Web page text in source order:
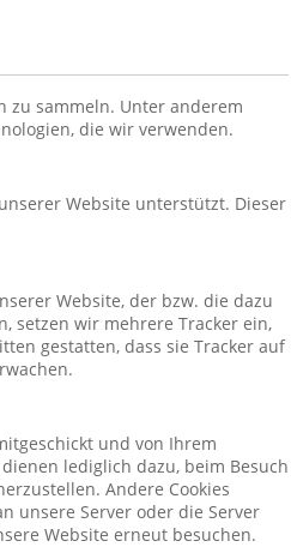
zu sammeln. Unter anderem
die wir verwenden.
Website unterstützt. Dieser
Website, der bzw. die dazu
setzen wir mehrere Tracker ein,
gestatten, dass sie Tracker auf
und von Ihrem
lediglich dazu, beim Besuch
Andere Cookies
unsere Server oder die Server
Website erneut besuchen.